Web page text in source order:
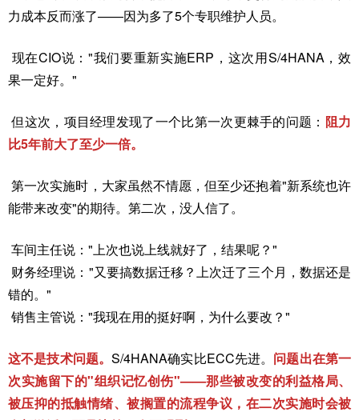
力成本反而涨了——因为多了5个专职维护人员。
现在CIO说："我们要重新实施ERP，这次用S/4HANA，效
果一定好。"
但这次，项目经理发现了一个比第一次更棘手的问题： 阻力
比5年前大了至少一倍。
第一次实施时，大家虽然不情愿，但至少还抱着"新系统也许
能带来改变"的期待。第二次，没人信了。
车间主任说："上次也说上线就好了，结果呢？"
财务经理说："又要搞数据迁移？上次迁了三个月，数据还是
错的。"
销售主管说："我现在用的挺好啊，为什么要改？"
这不是技术问题。S/4HANA确实比ECC先进。 问题出在第一
次实施留下的"组织记忆创伤"——那些被改变的利益格局、
被压抑的抵触情绪、被搁置的流程争议，在二次实施时会被